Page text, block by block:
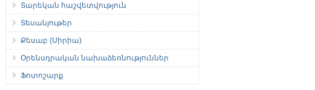
Տարեկան հաշվետվություն
Տեսանյութեր
Քեսաբ (Սիրիա)
Օրենսդրական նախաձեռնություններ
Ֆոտոշարք